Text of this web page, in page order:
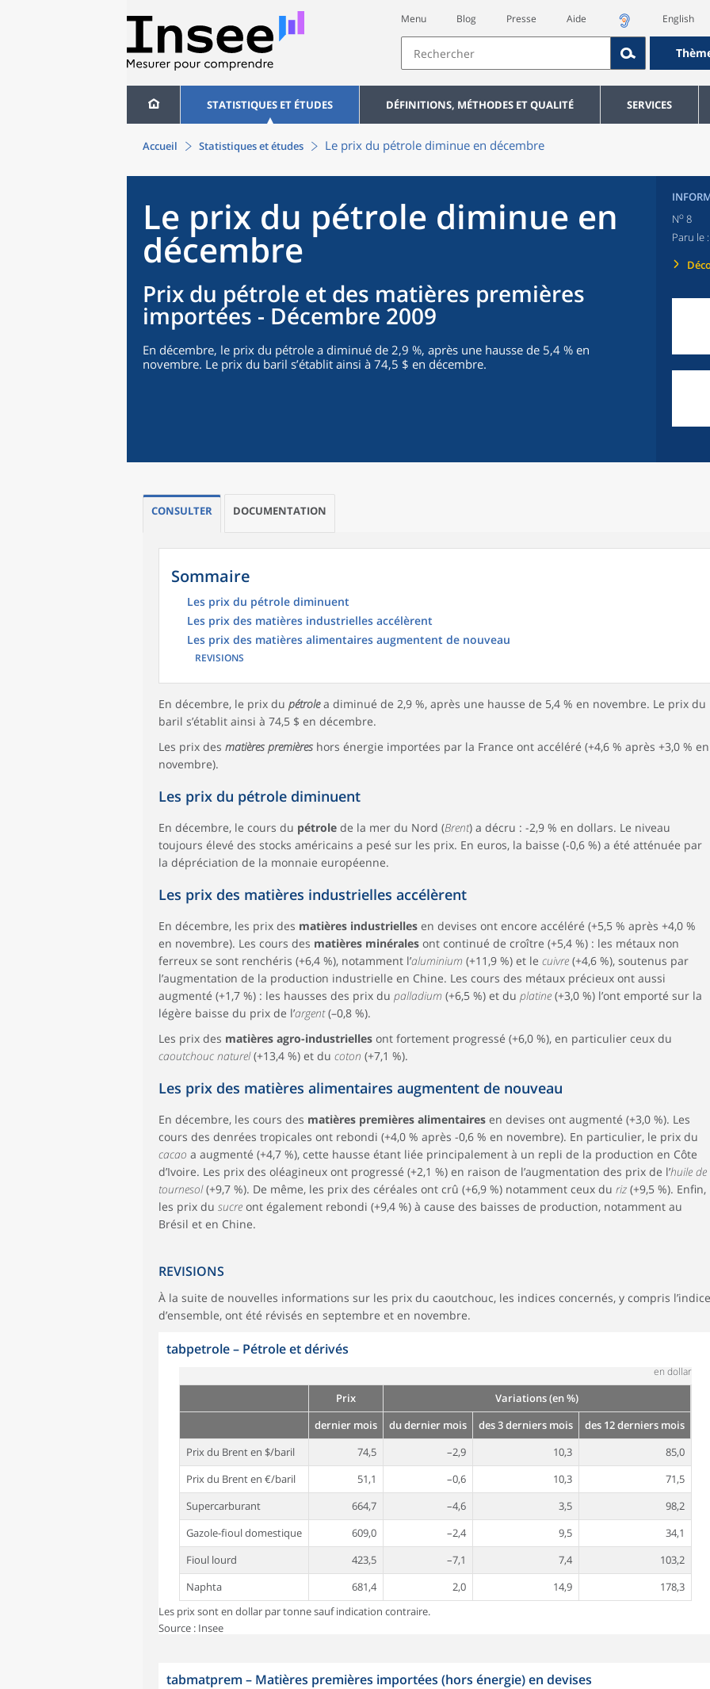
Menu Blog Presse Aide English
STATISTIQUES ET ÉTUDES DÉFINITIONS, MÉTHODES ET QUALITÉ SERVICES
Accueil Statistiques et études Le prix du pétrole diminue en décembre
Le prix du pétrole diminue en
décembre
Prix du pétrole et des matières premières
importées - Décembre 2009
En décembre, le prix du pétrole a diminué de 2,9 %, après une hausse de 5,4 % en
novembre. Le prix du baril s’établit ainsi à 74,5 $ en décembre.
No 8
Paru le
CONSULTER DOCUMENTATION
Sommaire
Les prix du pétrole diminuent
Les prix des matières industrielles accélèrent
Les prix des matières alimentaires augmentent de nouveau
REVISIONS
En décembre, le prix du pétrolea diminué de 2,9 %, après une hausse de 5,4 % en novembre. Le prix du
baril s’établit ainsi à 74,5 $ en décembre.
Les prix des matières premières hors énergie importées par la France ont accéléré (+4,6 % après +3,0 % en
novembre).
Les prix du pétrole diminuent
En décembre, le cours du pétrole de la mer du Nord (Brent) a décru : -2,9 % en dollars. Le niveau
toujours élevé des stocks américains a pesé sur les prix. En euros, la baisse (-0,6 %) a été atténuée par
la dépréciation de la monnaie européenne.
Les prix des matières industrielles accélèrent
En décembre, les prix des matières industrielles en devises ont encore accéléré (+5,5 % après +4,0 %
en novembre). Les cours des matières minérales ont continué de croître (+5,4 %) : les métaux non
ferreux se sont renchéris (+6,4 %), notamment l’aluminium (+11,9 %) et le cuivre (+4,6 %), soutenus par
l’augmentation de la production industrielle en Chine. Les cours des métaux précieux ont aussi
augmenté (+1,7 %) : les hausses des prix du palladium (+6,5 %) et du platine (+3,0 %) l’ont emporté sur la
légère baisse du prix de l’argent(–0,8 %).
Les prix des matières agro-industrielles ont fortement progressé (+6,0 %), en particulier ceux du
caoutchouc naturel(+13,4 %) et du coton (+7,1 %).
Les prix des matières alimentaires augmentent de nouveau
En décembre, les cours des matières premières alimentaires en devises ont augmenté (+3,0 %). Les
cours des denrées tropicales ont rebondi (+4,0 % après -0,6 % en novembre). En particulier, le prix du
cacao a augmenté (+4,7 %), cette hausse étant liée principalement à un repli de la production en Côte
d’Ivoire. Les prix des oléagineux ont progressé (+2,1 %) en raison de l’augmentation des prix de l’huile de
tournesol(+9,7 %). De même, les prix des céréales ont crû (+6,9 %) notamment ceux du riz (+9,5 %). Enfin,
les prix du sucre ont également rebondi (+9,4 %) à cause des baisses de production, notamment au
Brésil et en Chine.
REVISIONS
À la suite de nouvelles informations sur les prix du caoutchouc, les indices concernés, y compris l’indice
d’ensemble, ont été révisés en septembre et en novembre.
tabpetrole– Pétrole et dérivés
en dollar
Prix
Variations (en %)
dernier mois
du dernier mois des 3 derniers mois
des 12 derniers mois
Prix du Brent en $/baril
74,5 –2,9 10,3
85,0
Prix du Brent en €/baril
51,1 –0,6 10,3
71,5
Supercarburant
664,7 –4,6 3,5
98,2
Gazole-fioul domestique
609,0 –2,4 9,5
34,1
Fioul lourd
423,5 –7,1 7,4
103,2
Naphta
681,4 2,0 14,9
178,3
Les prix sont en dollar par tonne sauf indication contraire.
Source : Insee
tabmatprem – Matières premières importées (hors énergie) en devises